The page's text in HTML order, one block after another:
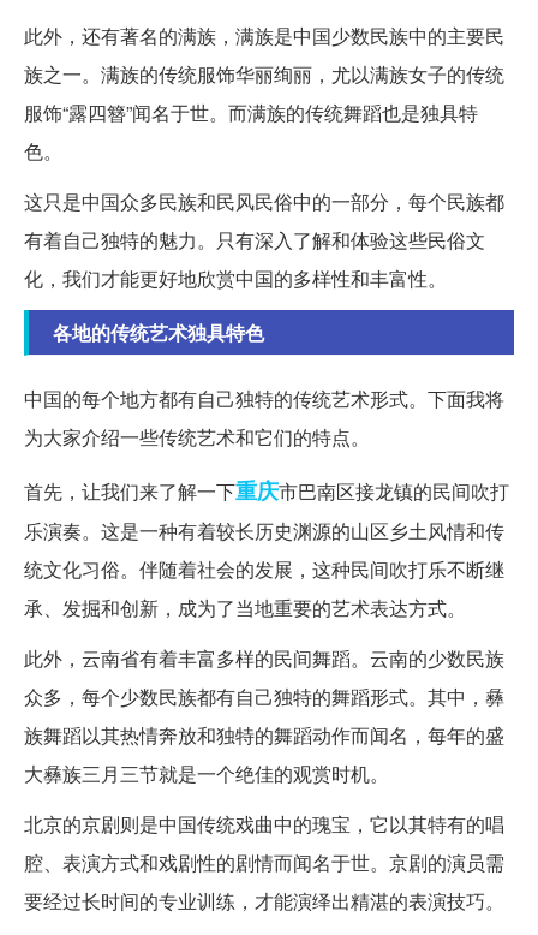
此外，还有著名的满族，满族是中国少数民族中的主要民
族之一。满族的传统服饰华丽绚丽，尤以满族女子的传统
服饰“露四簪”闻名于世。而满族的传统舞蹈也是独具特
色。
这只是中国众多民族和民风民俗中的一部分，每个民族都
有着自己独特的魅力。只有深入了解和体验这些民俗文
化，我们才能更好地欣赏中国的多样性和丰富性。
各地的传统艺术独具特色
中国的每个地方都有自己独特的传统艺术形式。下面我将
为大家介绍一些传统艺术和它们的特点。
首先，让我们来了解一下重庆市巴南区接龙镇的民间吹打
乐演奏。这是一种有着较长历史渊源的山区乡土风情和传
统文化习俗。伴随着社会的发展，这种民间吹打乐不断继
承、发掘和创新，成为了当地重要的艺术表达方式。
此外，云南省有着丰富多样的民间舞蹈。云南的少数民族
众多，每个少数民族都有自己独特的舞蹈形式。其中，彝
族舞蹈以其热情奔放和独特的舞蹈动作而闻名，每年的盛
大彝族三月三节就是一个绝佳的观赏时机。
北京的京剧则是中国传统戏曲中的瑰宝，它以其特有的唱
腔、表演方式和戏剧性的剧情而闻名于世。京剧的演员需
要经过长时间的专业训练，才能演绎出精湛的表演技巧。